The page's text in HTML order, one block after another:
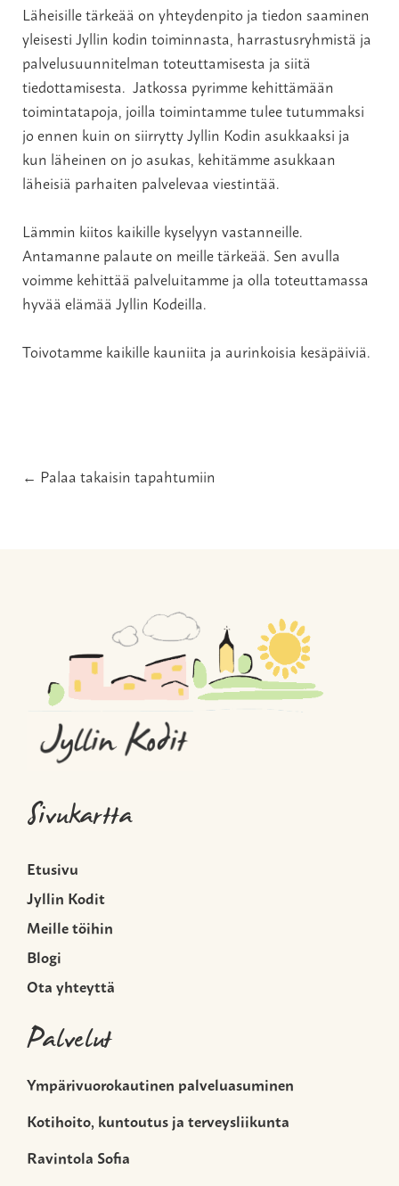
Läheisille tärkeää on yhteydenpito ja tiedon saaminen
yleisesti Jyllin kodin toiminnasta, harrastusryhmistä ja
palvelusuunnitelman toteuttamisesta ja siitä
tiedottamisesta. Jatkossa pyrimme kehittämään
toimintatapoja, joilla toimintamme tulee tutummaksi
jo ennen kuin on siirrytty Jyllin Kodin asukkaaksi ja
kun läheinen on jo asukas, kehitämme asukkaan
läheisiä parhaiten palvelevaa viestintää.
Lämmin kiitos kaikille kyselyyn vastanneille.
Antamanne palaute on meille tärkeää. Sen avulla
voimme kehittää palveluitamme ja olla toteuttamassa
hyvää elämää Jyllin Kodeilla.
Toivotamme kaikille kauniita ja aurinkoisia kesäpäiviä.
← Palaa takaisin tapahtumiin
Sivukartta
Etusivu
Jyllin Kodit
Meille töihin
Blogi
Ota yhteyttä
Palvelut
Ympärivuorokautinen palveluasuminen
Kotihoito, kuntoutus ja terveysliikunta
Ravintola Sofia